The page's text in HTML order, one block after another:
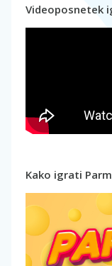
Videoposnetek
Kako igrati